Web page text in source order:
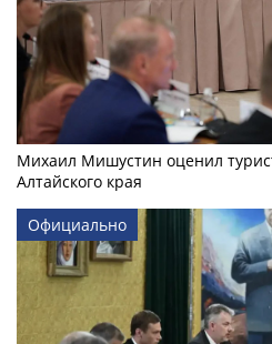
Михаил Мишустин оценил
Алтайского края
Официально